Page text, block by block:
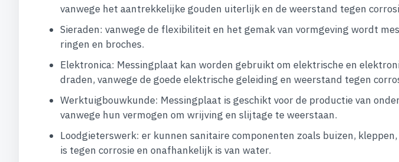
vanwege het aantrekkelijke gouden uiterlijk en de weerstand tegen
Sieraden: vanwege de flexibiliteit en het gemak van vormgeving wordt
ringen en broches.
Elektronica: Messingplaat kan worden gebruikt om elektrische en
draden, vanwege de goede elektrische geleiding en weerstand tegen
Werktuigbouwkunde: Messingplaat is geschikt voor de productie van
vanwege hun vermogen om wrijving en slijtage te weerstaan.
Loodgieterswerk: er kunnen sanitaire componenten zoals buizen,
is tegen corrosie en onafhankelijk is van water.